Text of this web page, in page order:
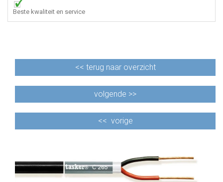
Beste kwaliteit en service
<< terug naar overzicht
volgende >>
<< vorige